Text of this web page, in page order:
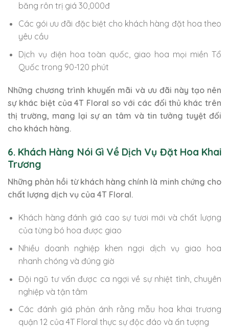
băng rôn trị giá 30,000đ
Các gói ưu đãi đặc biệt cho khách hàng đặt hoa theo
yêu cầu
Dịch vụ điện hoa toàn quốc, giao hoa mọi miền Tổ
Quốc trong 90-120 phút
Những chương trình khuyến mãi và ưu đãi này tạo nên
sự khác biệt của 4T Floral so với các đối thủ khác trên
thị trường, mang lại sự an tâm và tin tưởng tuyệt đối
cho khách hàng.
6. Khách Hàng Nói Gì Về Dịch Vụ Đặt Hoa Khai
Trương
Những phản hồi từ khách hàng chính là minh chứng cho
chất lượng dịch vụ của 4T Floral.
Khách hàng đánh giá cao sự tươi mới và chất lượng
của từng bó hoa được giao
Nhiều doanh nghiệp khen ngợi dịch vụ giao hoa
nhanh chóng và đúng giờ
Đội ngũ tư vấn được ca ngợi về sự nhiệt tình, chuyên
nghiệp và tận tâm
Các đánh giá phản ánh rằng mẫu hoa khai trương
quận 12 của 4T Floral thực sự độc đáo và ấn tượng